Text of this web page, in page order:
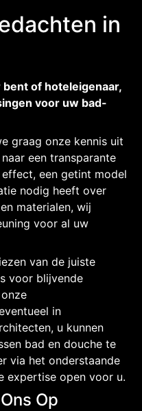
in
of hoteleigenaar,
voor uw bad-
graag onze kennis uit
een transparante
een getint model
nodig heeft over
materialen, wij
voor al uw
van de juiste
voor blijvende
in
u kunnen
bad en douche te
via het onderstaande
expertise open voor u.
Op